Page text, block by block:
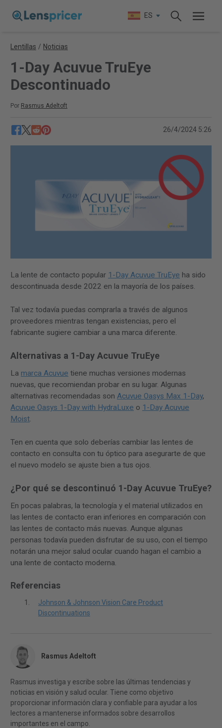
ES
Lentillas / Noticias
1-Day Acuvue TruEye
Descontinuado
Por Rasmus Adeltoft
26/4/2024 5:26
La lente de contacto popular 1-Day Acuvue TruEye ha sido
descontinuada desde 2022 en la mayoría de los países.
Tal vez todavía puedas comprarla a través de algunos
proveedores mientras tengan existencias, pero el
fabricante sugiere cambiar a una marca diferente.
Alternativas a 1-Day Acuvue TruEye
La marca Acuvue tiene muchas versiones modernas
nuevas, que recomiendan probar en su lugar. Algunas
alternativas recomendadas son Acuvue Oasys Max 1-Day,
Acuvue Oasys 1-Day with HydraLuxe o 1-Day Acuvue
Moist.
Ten en cuenta que solo deberías cambiar las lentes de
contacto en consulta con tu óptico para asegurarte de que
el nuevo modelo se ajuste bien a tus ojos.
¿Por qué se descontinuó 1-Day Acuvue TruEye?
En pocas palabras, la tecnología y el material utilizados en
las lentes de contacto eran inferiores en comparación con
las lentes de contacto más nuevas. Aunque algunas
personas todavía pueden disfrutar de su uso, con el tiempo
notarán una mejor salud ocular cuando hagan el cambio a
una lente de contacto moderna.
Referencias
Johnson & Johnson Vision Care Product
Discontinuations
Rasmus Adeltoft
Rasmus investiga y escribe sobre las últimas tendencias y
noticias en visión y salud ocular. Tiene como objetivo
proporcionar información clara y confiable para ayudar a los
lectores a mantenerse informados sobre desarrollos
importantes en el campo.